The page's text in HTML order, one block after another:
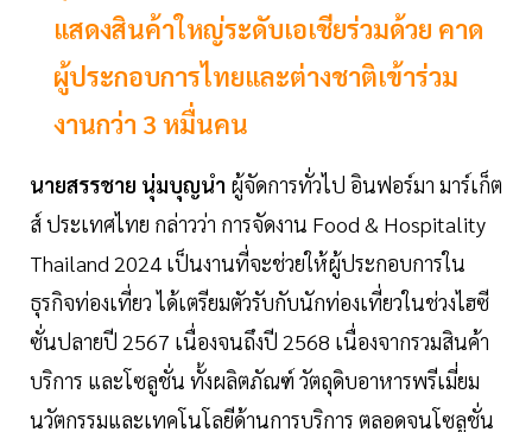
แสดงสินค้าใหญ่ระดับเอเชียร่วมด้วย คาด
ผู้ประกอบการไทยและต่างชาติเข้าร่วม
งานกว่า 3 หมื่นคน
นายสรรชาย นุ่มบุญนำ ผู้จัดการทั่วไป อินฟอร์มา มาร์เก็ต
ส์ ประเทศไทย กล่าวว่า การจัดงาน Food & Hospitality
Thailand 2024 เป็นงานที่จะช่วยให้ผู้ประกอบการใน
ธุรกิจท่องเที่ยว ได้เตรียมตัวรับกับนักท่องเที่ยวในช่วงไฮซี
ซั่นปลายปี 2567 เนื่องจนถึงปี 2568 เนื่องจากรวมสินค้า
บริการ และโซลูชั่น ทั้งผลิตภัณฑ์ วัตถุดิบอาหารพรีเมี่ยม
นวัตกรรมและเทคโนโลยีด้านการบริการ ตลอดจนโซลูชั่น